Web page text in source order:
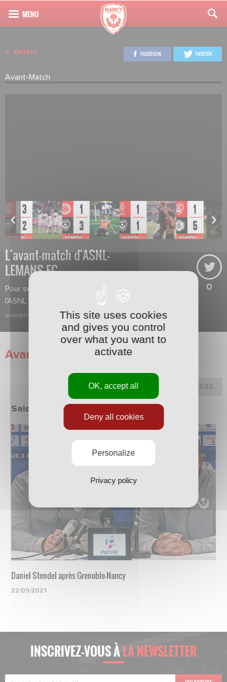
Retour
Avant-Match
FACEBOOK TWEETER
L'avant-match d'ASNL-
LEMANS FC
Pour se relancer en championnat,
l'ASNL mise sur la coupe de France.
01/02/2011
0
Avant-Match
Choix de la saison :
Saison 2021/2022
Daniel Stendel après Grenoble-Nancy
22/09/2021
INSCRIVEZ-VOUS ÀLA NEWSLETTER
This site uses cookies
and gives you control
over what you want to
activate
OK, accept all
Deny all cookies
Personalize
Privacy policy